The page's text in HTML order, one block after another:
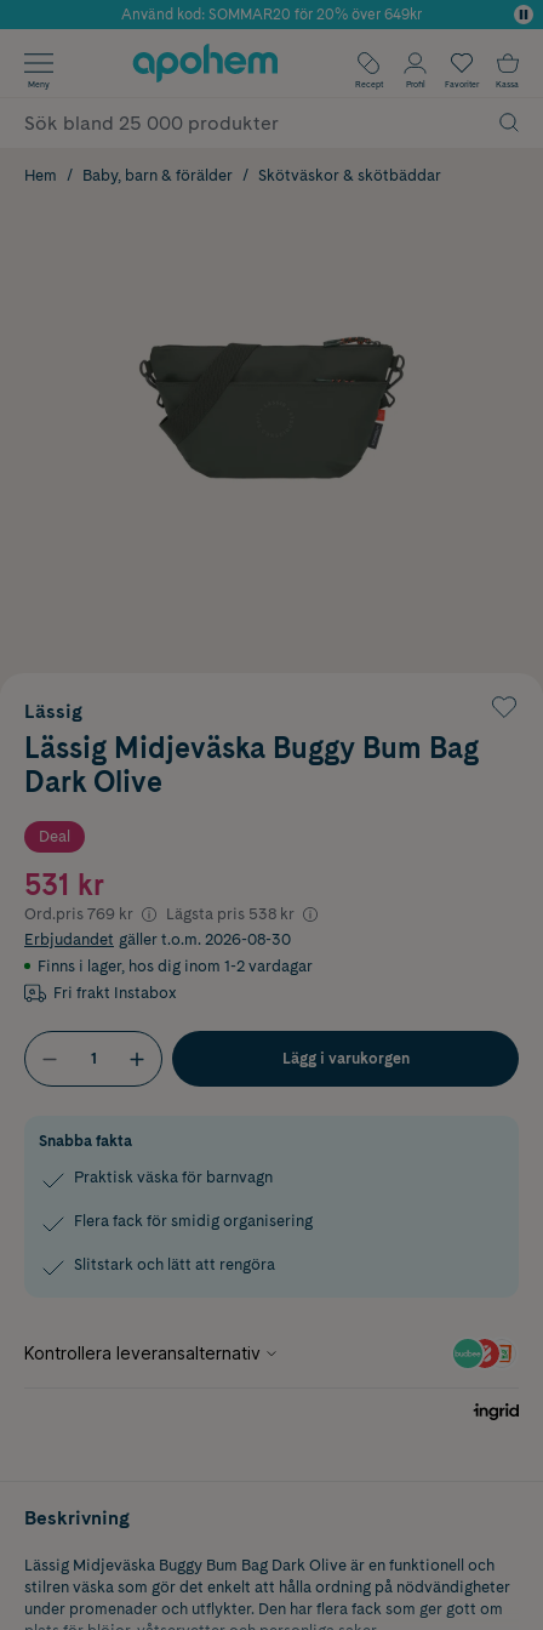
Årets Butik 2025 inom Skönhet
Använd kod: SOMMAR20 för 20% över 649kr
✓ Fri frakt
✓ Poäng på alla köp*
Meny Recept Profil Favoriter Kassa
Hem Baby, barn & förälder Skötväskor & skötbäddar
Lässig
Lässig Midjeväska Buggy Bum Bag
Dark Olive
Deal
531 kr
Ord.pris 769 kr Lägsta pris 538 kr
Erbjudandet gäller t.o.m. 2026-08-30
Finns i lager, hos dig inom 1-2 vardagar
Fri frakt Instabox
Lägg i varukorgen
Snabba fakta
Praktisk väska för barnvagn
Flera fack för smidig organisering
Slitstark och lätt att rengöra
Beskrivning
Lässig Midjeväska Buggy Bum Bag Dark Olive är en funktionell och
stilren väska som gör det enkelt att hålla ordning på nödvändigheter
under promenader och utflykter. Den har flera fack som ger gott om